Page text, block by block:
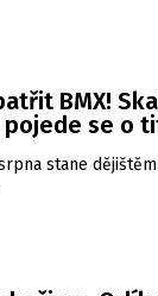
BMX!
pojede se o
stane